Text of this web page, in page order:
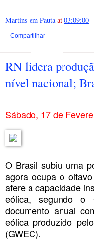
Martins em Pauta at 03:09:00
Compartilhar
RN lidera
nível nacional;
Sábado, 17 de
O Brasil subiu uma
agora ocupa o
afere a capacidade
eólica, segundo o
documento anual
eólica produzido
(GWEC).